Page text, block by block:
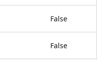
False
False